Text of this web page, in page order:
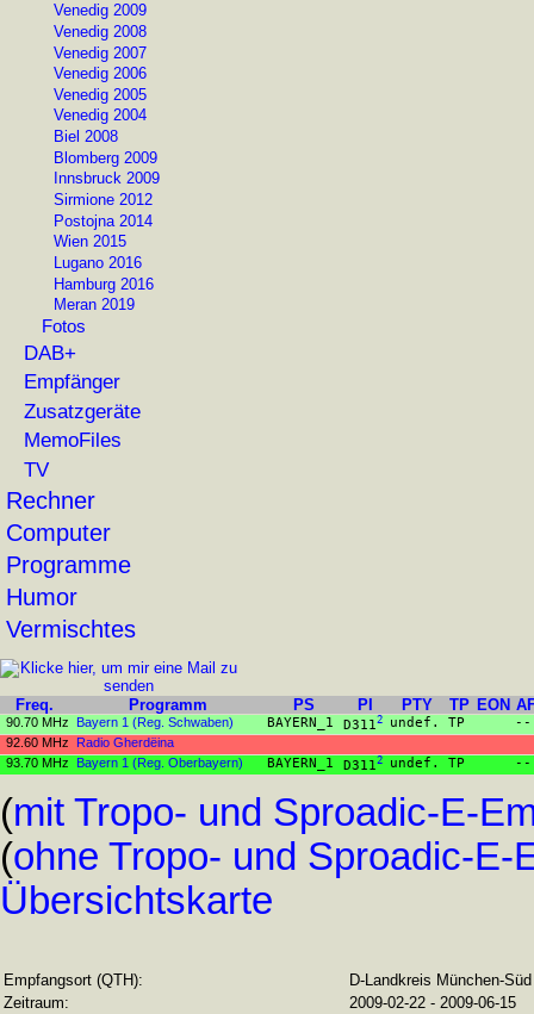
Venedig 2009
Venedig 2008
Venedig 2007
Venedig 2006
Venedig 2005
Venedig 2004
Biel 2008
Blomberg 2009
Innsbruck 2009
Sirmione 2012
Postojna 2014
Wien 2015
Lugano 2016
Hamburg 2016
Meran 2019
Fotos
DAB+
Empfänger
Zusatzgeräte
MemoFiles
TV
Rechner
Computer
Programme
Humor
Vermischtes
Freq. Programm PS PI PTY TP EON
90.70 MHz Bayern 1 (Reg. Schwaben) BAYERN_1 D3112 undef. TP --
92.60 MHz Radio Gherdëina
93.70 MHz Bayern 1 (Reg. Oberbayern) BAYERN_1 D3112 undef. TP --
(mit Tropo- und Sproadic-E-
(ohne Tropo- und Sproadic-E-
Übersichtskarte
Empfangsort (QTH):
D-Landkreis München-Süd
Zeitraum:
2009-02-22 - 2009-06-15